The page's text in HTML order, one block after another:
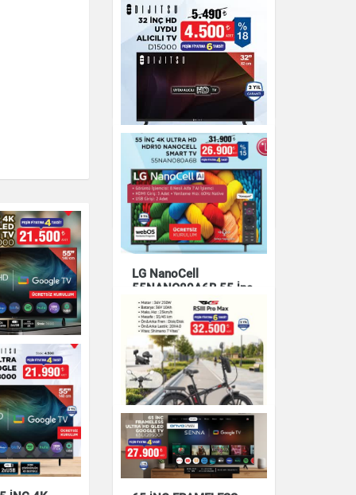
TULPAR TD3 V1.9.6.3
OYUN BİLGİSAYARI
BEYAZ
Dijitsu 32 İnç HD Uydu
Alıcılı TV
Elektronik
LG NanoCell
55NANO80A6B 55 İnç
4K Ultra HD NanoCell
Smart TV
Elektronik
4K Ultra
TV
RKS RSIII Pro Max